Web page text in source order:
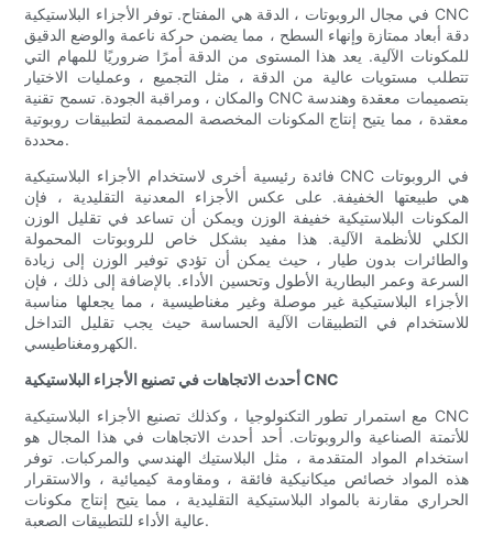
في مجال الروبوتات ، الدقة هي المفتاح. توفر الأجزاء البلاستيكية CNC
دقة أبعاد ممتازة وإنهاء السطح ، مما يضمن حركة ناعمة والوضع الدقيق
للمكونات الآلية. يعد هذا المستوى من الدقة أمرًا ضروريًا للمهام التي
تتطلب مستويات عالية من الدقة ، مثل التجميع ، وعمليات الاختيار
والمكان ، ومراقبة الجودة. تسمح تقنية CNC بتصميمات معقدة وهندسة
معقدة ، مما يتيح إنتاج المكونات المخصصة المصممة لتطبيقات روبوتية
محددة.
فائدة رئيسية أخرى لاستخدام الأجزاء البلاستيكية CNC في الروبوتات
هي طبيعتها الخفيفة. على عكس الأجزاء المعدنية التقليدية ، فإن
المكونات البلاستيكية خفيفة الوزن ويمكن أن تساعد في تقليل الوزن
الكلي للأنظمة الآلية. هذا مفيد بشكل خاص للروبوتات المحمولة
والطائرات بدون طيار ، حيث يمكن أن تؤدي توفير الوزن إلى زيادة
السرعة وعمر البطارية الأطول وتحسين الأداء. بالإضافة إلى ذلك ، فإن
الأجزاء البلاستيكية غير موصلة وغير مغناطيسية ، مما يجعلها مناسبة
للاستخدام في التطبيقات الآلية الحساسة حيث يجب تقليل التداخل
الكهرومغناطيسي.
أحدث الاتجاهات في تصنيع الأجزاء البلاستيكية CNC
مع استمرار تطور التكنولوجيا ، وكذلك تصنيع الأجزاء البلاستيكية CNC
للأتمتة الصناعية والروبوتات. أحد أحدث الاتجاهات في هذا المجال هو
استخدام المواد المتقدمة ، مثل البلاستيك الهندسي والمركبات. توفر
هذه المواد خصائص ميكانيكية فائقة ، ومقاومة كيميائية ، والاستقرار
الحراري مقارنة بالمواد البلاستيكية التقليدية ، مما يتيح إنتاج مكونات
عالية الأداء للتطبيقات الصعبة.